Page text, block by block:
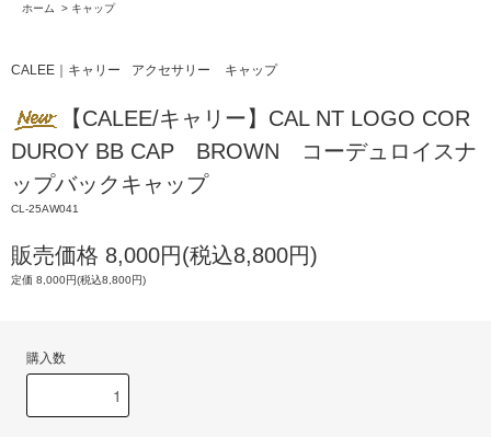
ホーム
> キャップ
CALEE｜キャリー アクセサリー キャップ
【CALEE/キャリー】CAL NT LOGO COR
DUROY BB CAP BROWN コーデュロイスナ
ップバックキャップ
CL-25AW041
販売価格 8,000円(税込8,800円)
定価 8,000円(税込8,800円)
購入数